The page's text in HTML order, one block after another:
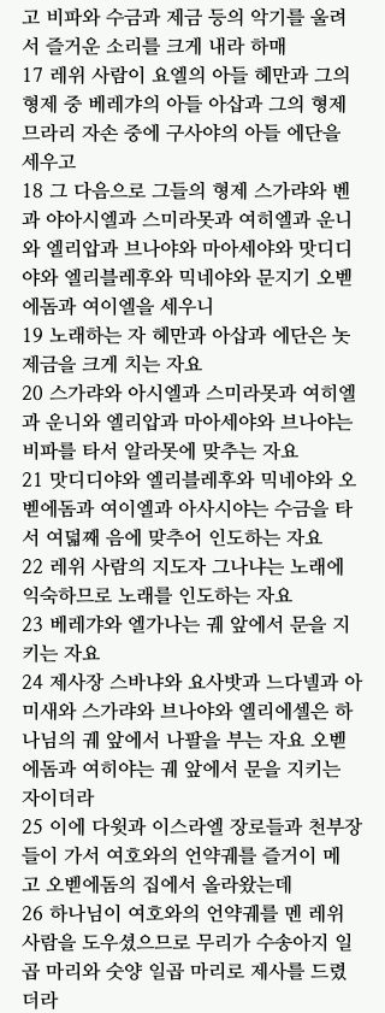
고 비파와 수금과 제금 등의 악기를 울려
서 즐거운 소리를 크게 내라 하매
17 레위 사람이 요엘의 아들 헤만과 그의
형제 중 베레갸의 아들 아삽과 그의 형제
므라리 자손 중에 구사야의 아들 에단을
세우고
18 그 다음으로 그들의 형제 스가랴와 벤
과 야아시엘과 스미라못과 여히엘과 운니
와 엘리압과 브나야와 마아세야와 맛디디
야와 엘리블레후와 믹네야와 문지기 오벧
에돔과 여이엘을 세우니
19 노래하는 자 헤만과 아삽과 에단은 놋
제금을 크게 치는 자요
20 스가랴와 아시엘과 스미라못과 여히엘
과 운니와 엘리압과 마아세야와 브나야는
비파를 타서 알라못에 맞추는 자요
21 맛디디야와 엘리블레후와 믹네야와 오
벧에돔과 여이엘과 아사시야는 수금을 타
서 여덟째 음에 맞추어 인도하는 자요
22 레위 사람의 지도자 그나냐는 노래에
익숙하므로 노래를 인도하는 자요
23 베레갸와 엘가나는 궤 앞에서 문을 지
키는 자요
24 제사장 스바냐와 요사밧과 느다넬과 아
미새와 스가랴와 브나야와 엘리에셀은 하
나님의 궤 앞에서 나팔을 부는 자요 오벧
에돔과 여히야는 궤 앞에서 문을 지키는
자이더라
25 이에 다윗과 이스라엘 장로들과 천부장
들이 가서 여호와의 언약궤를 즐거이 메
고 오벧에돔의 집에서 올라왔는데
26 하나님이 여호와의 언약궤를 멘 레위
사람을 도우셨으므로 무리가 수송아지 일
곱 마리와 숫양 일곱 마리로 제사를 드렸
더라